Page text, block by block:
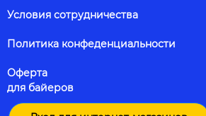
Условия сотрудничества
Политика конфеденциальности
Оферта
для байеров